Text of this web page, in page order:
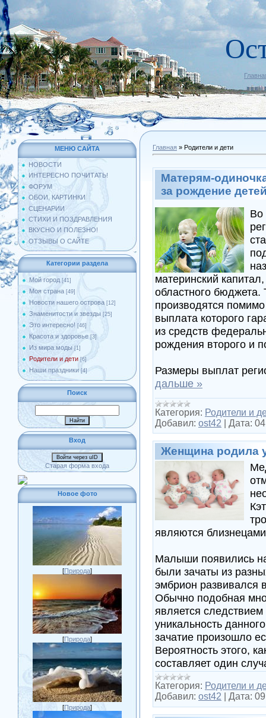
МЕНЮ САЙТА
НОВОСТИ
ИНТЕРЕСНО ПОЧИТАТЬ!
ФОРУМ
ОБОИ, КАРТИНКИ
СЦЕНАРИИ
СТИХИ И ПОЗДРАВЛЕНИЯ
ВКУСНО И ПОЛЕЗНО!
ОТЗЫВЫ О САЙТЕ
Категории раздела
Мой город [41]
Моя страна [49]
Новости нашего острова [12]
Знаменитости и звезды [25]
Это интересно! [46]
Красота и здоровье [3]
Из мира моды [1]
Родители и дети [6]
Наши праздники [4]
Поиск
Вход
Войти через uID
Старая форма входа
Новое фото
[Природа]
[Природа]
[Природа]
Главная » Родители и дети
Матерям-
за рождение
Во
материнский капитал
областного
производятся
выплата которого
из средств
рождения второго и
Размеры выплат
дальше »
Категория: Родители и
Добавил: ost42 Дата:
Женщина родила
являются
Малыши появились
были зачаты из
эмбрион развивался
Обычно подобная
является
уникальность
зачатие произошло
Вероятность этого,
составляет один
Категория: Родители и
Добавил: ost42 Дата: